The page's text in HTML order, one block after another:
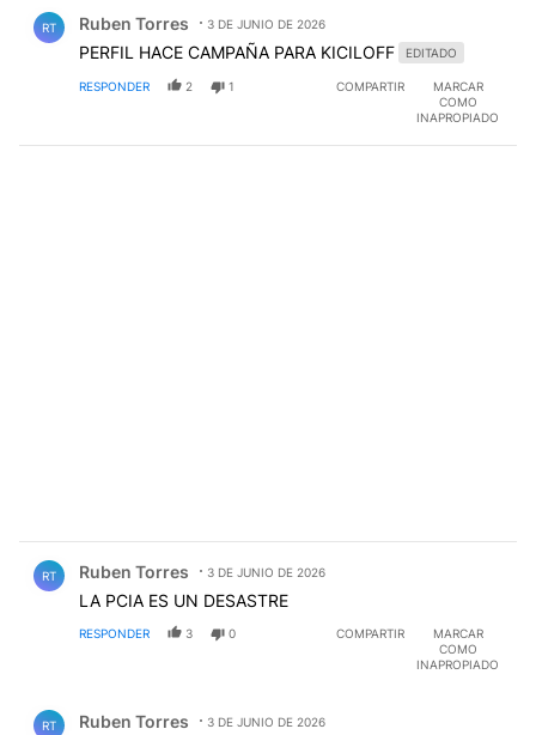
RT Ruben Torres 3 DE JUNIO DE 2026
PERFIL HACE CAMPAÑA PARA KICILOFF EDITADO
RESPONDER 2 1 COMPARTIR
MARCAR
COMO
INAPROPIADO
RT Ruben Torres 3 DE JUNIO DE 2026
LA PCIA ES UN DESASTRE
RESPONDER 3 0 COMPARTIR
MARCAR
COMO
INAPROPIADO
RT Ruben Torres 3 DE JUNIO DE 2026